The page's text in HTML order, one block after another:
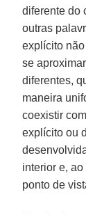
diferente do
outras
explícito
se
diferentes,
maneira
coexistir
explícito ou
interior e,
ponto de